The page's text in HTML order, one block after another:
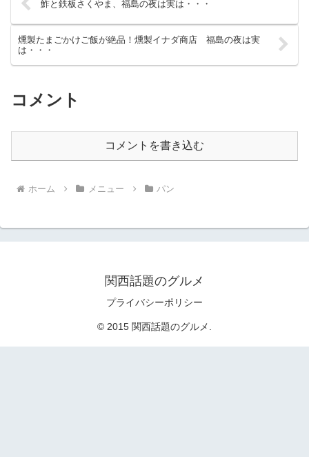
鮓と鉄板さくやま、福島の夜は実は・・・
燻製たまごかけご飯が絶品！燻製イナダ商店 福島の夜は実
は・・・
コメント
コメントを書き込む
ホーム メニュー パン
関西話題のグルメ
プライバシーポリシー
© 2015 関西話題のグルメ.